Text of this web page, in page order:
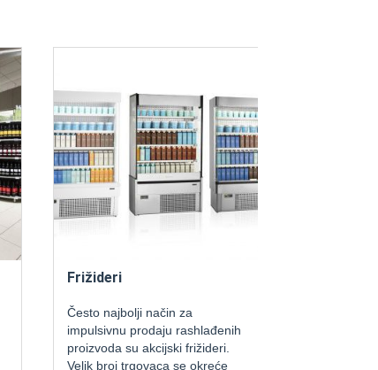
Frižideri
Često najbolji način za
impulsivnu prodaju rashlađenih
proizvoda su akcijski frižideri.
Velik broj trgovaca se okreće